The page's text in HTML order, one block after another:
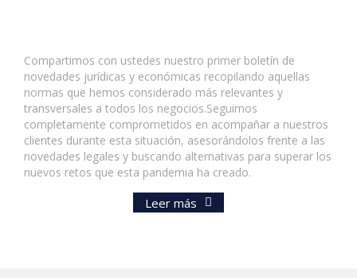
Compartimos con ustedes nuestro primer boletín de
novedades jurídicas y económicas recopilando aquellas
normas que hemos considerado más relevantes y
transversales a todos los negocios.Seguimos
completamente comprometidos en acompañar a nuestros
clientes durante esta situación, asesorándolos frente a las
novedades legales y buscando alternativas para superar los
nuevos retos que esta pandemia ha creado.
Leer más